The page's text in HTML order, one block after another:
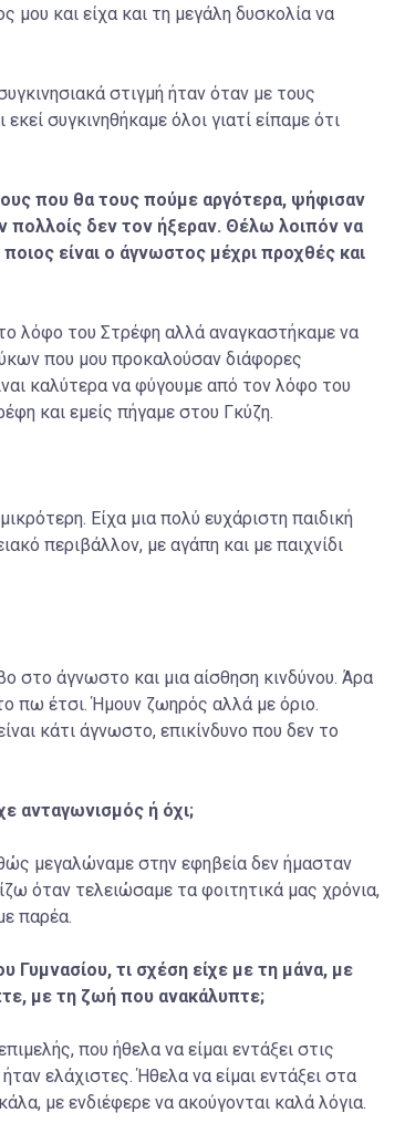
και είχα και τη μεγάλη δυσκολία να
στιγμή ήταν όταν με τους
συγκινηθήκαμε όλοι γιατί είπαμε ότι
που θα τους πούμε αργότερα, ψήφισαν
δεν τον ήξεραν. Θέλω λοιπόν να
είναι ο άγνωστος μέχρι προχθές και
λόφο του Στρέφη αλλά αναγκαστήκαμε να
που μου προκαλούσαν διάφορες
καλύτερα να φύγουμε από τον λόφο του
και εμείς πήγαμε στου Γκύζη.
Είχα μια πολύ ευχάριστη παιδική
περιβάλλον, με αγάπη και με παιχνίδι
στο άγνωστο και μια αίσθηση κινδύνου. Άρα
πω έτσι. Ήμουν ζωηρός αλλά με όριο.
κάτι άγνωστο, επικίνδυνο που δεν το
ανταγωνισμός ή όχι;
μεγαλώναμε στην εφηβεία δεν ήμασταν
όταν τελειώσαμε τα φοιτητικά μας χρόνια,
παρέα.
Γυμνασίου, τι σχέση είχε με τη μάνα, με
με τη ζωή που ανακάλυπτε;
που ήθελα να είμαι εντάξει στις
ελάχιστες. Ήθελα να είμαι εντάξει στα
με ενδιέφερε να ακούγονται καλά λόγια.